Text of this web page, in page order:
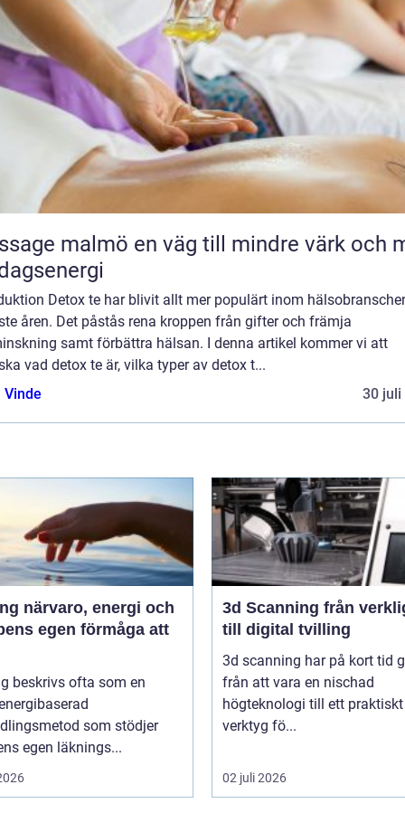
en väg till mindre värk och mer
Detox te har blivit allt mer populärt inom
åren. Det påstås rena kroppen från gifter och främja
samt förbättra hälsan. I denna artikel kommer vi att
vad detox te är, vilka typer av detox t...
Vinde
30 juli
och
egen förmåga att
beskrivs ofta som en
som stödjer
egen läknings...
3d Scanning från verklighet
till digital tvilling
3d scanning har på kort tid
från att vara en nischad
högteknologi till ett praktiskt
verktyg fö...
02 juli 2026